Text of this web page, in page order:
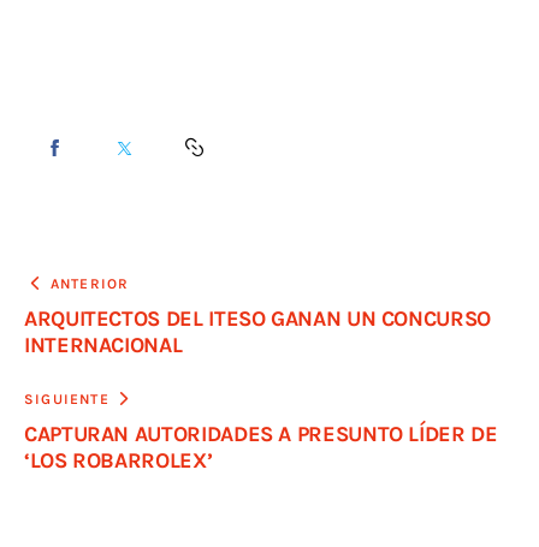
ANTERIOR
ARQUITECTOS DEL ITESO GANAN UN CONCURSO
INTERNACIONAL
SIGUIENTE
CAPTURAN AUTORIDADES A PRESUNTO LÍDER DE
‘LOS ROBARROLEX’